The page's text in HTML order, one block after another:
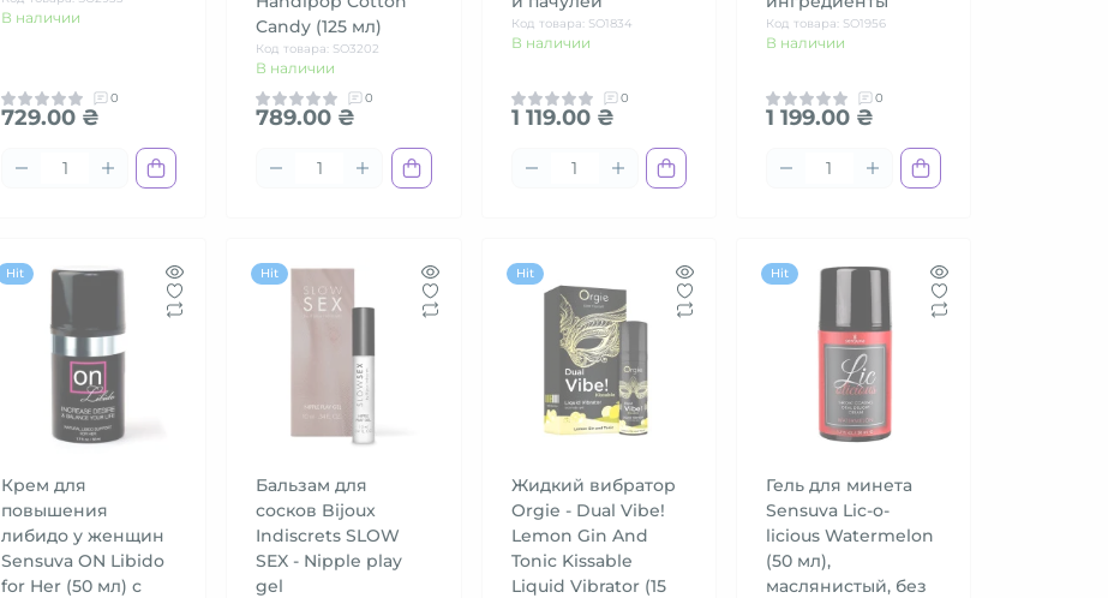
В наличии
0
729.00 ₴
Candy (125 мл)
Код товара: SO3202
В наличии
0
789.00 ₴
Код товара: SO1834
В наличии
0
1 119.00 ₴
Код товара: SO1956
В наличии
0
1 199.00 ₴
Hit
Крем для
повышения
либидо у женщин
Sensuva ON Libido
for Her (50 мл) с
Hit
Бальзам для
сосков Bijoux
Indiscrets SLOW
SEX - Nipple play
gel
Hit
Жидкий вибратор
Orgie - Dual Vibe!
Lemon Gin And
Tonic Kissable
Liquid Vibrator (15
Hit
Гель для минета
Sensuva Lic-o-
licious Watermelon
(50 мл),
маслянистый, без